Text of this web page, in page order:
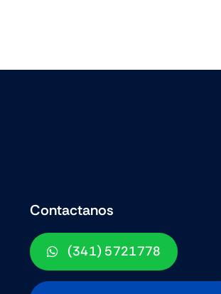
Contactanos
(341) 5721778